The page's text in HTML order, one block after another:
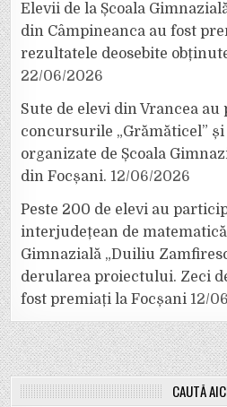
Elevii de la Școala
din Câmpineanca au fost
rezultatele deosebite
22/06/2026
Sute de elevi din Vrancea
concursurile „Grămăticel” și
organizate de Școala
din Focșani. 12/06/2026
Peste 200 de elevi au
interjudețean de matematică
Gimnazială „Duiliu
derularea proiectului. Zeci
fost premiați la Focșani 12/
CAUTĂ